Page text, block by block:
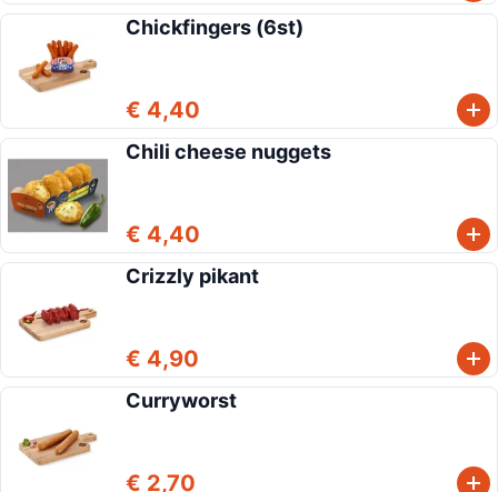
Chickfingers (6st)
€ 4,40
Chili cheese nuggets
€ 4,40
Crizzly pikant
€ 4,90
Curryworst
€ 2,70